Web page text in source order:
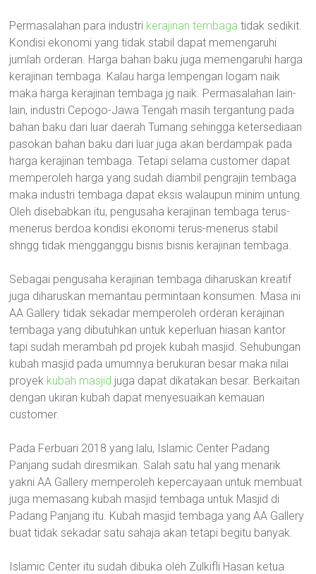
Permasalahan para industri kerajinan tembaga tidak sedikit.
Kondisi ekonomi yang tidak stabil dapat memengaruhi
jumlah orderan. Harga bahan baku juga memengaruhi harga
kerajinan tembaga. Kalau harga lempengan logam naik
maka harga kerajinan tembaga jg naik. Permasalahan lain-
lain, industri Cepogo-Jawa Tengah masih tergantung pada
bahan baku dari luar daerah Tumang sehingga ketersediaan
pasokan bahan baku dari luar juga akan berdampak pada
harga kerajinan tembaga. Tetapi selama customer dapat
memperoleh harga yang sudah diambil pengrajin tembaga
maka industri tembaga dapat eksis walaupun minim untung.
Oleh disebabkan itu, pengusaha kerajinan tembaga terus-
menerus berdoa kondisi ekonomi terus-menerus stabil
shngg tidak mengganggu bisnis bisnis kerajinan tembaga.
Sebagai pengusaha kerajinan tembaga diharuskan kreatif
juga diharuskan memantau permintaan konsumen. Masa ini
AA Gallery tidak sekadar memperoleh orderan kerajinan
tembaga yang dibutuhkan untuk keperluan hiasan kantor
tapi sudah merambah pd projek kubah masjid. Sehubungan
kubah masjid pada umumnya berukuran besar maka nilai
proyek kubah masjid juga dapat dikatakan besar. Berkaitan
dengan ukiran kubah dapat menyesuaikan kemauan
customer.
Pada Ferbuari 2018 yang lalu, Islamic Center Padang
Panjang sudah diresmikan. Salah satu hal yang menarik
yakni AA Gallery memperoleh kepercayaan untuk membuat
juga memasang kubah masjid tembaga untuk Masjid di
Padang Panjang itu. Kubah masjid tembaga yang AA Gallery
buat tidak sekadar satu sahaja akan tetapi begitu banyak.
Islamic Center itu sudah dibuka oleh Zulkifli Hasan ketua